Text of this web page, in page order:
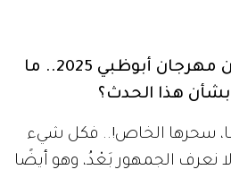
ستقدمان عرضًا ضمن مهرجان أبوظبي 2025.. ما
هذا الحدث؟
سحرها الخاص!.. فكل شيء
نعرف الجمهور بَعْدُ، وهو أيضًا